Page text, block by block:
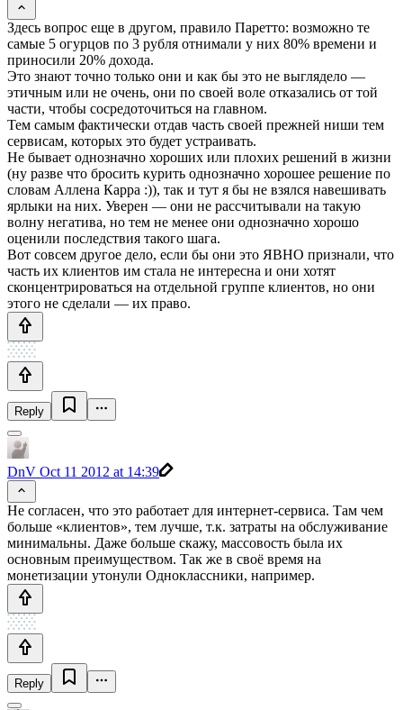
Здесь вопрос еще в другом, правило Паретто: возможно те
самые 5 огурцов по 3 рубля отнимали у них 80% времени и
приносили 20% дохода.
Это знают точно только они и как бы это не выглядело —
этичным или не очень, они по своей воле отказались от той
части, чтобы сосредоточиться на главном.
Тем самым фактически отдав часть своей прежней ниши тем
сервисам, которых это будет устраивать.
Не бывает однозначно хороших или плохих решений в жизни
(ну разве что бросить курить однозначно хорошее решение по
словам Аллена Карра :)), так и тут я бы не взялся навешивать
ярлыки на них. Уверен — они не рассчитывали на такую
волну негатива, но тем не менее они однозначно хорошо
оценили последствия такого шага.
Вот совсем другое дело, если бы они это ЯВНО признали, что
часть их клиентов им стала не интересна и они хотят
сконцентрироваться на отдельной группе клиентов, но они
этого не сделали — их право.
Reply
DnV Oct 11 2012 at 14:39
Не согласен, что это работает для интернет-сервиса. Там чем
больше «клиентов», тем лучше, т.к. затраты на обслуживание
минимальны. Даже больше скажу, массовость была их
основным преимуществом. Так же в своё время на
монетизации утонули Одноклассники, например.
Reply